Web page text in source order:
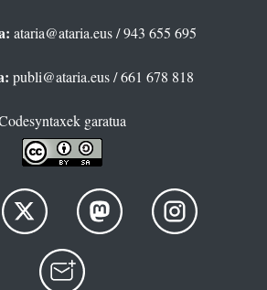
ataria@ataria.eus/ 943 655 695
publi@ataria.eus/ 661 678 818
garatua